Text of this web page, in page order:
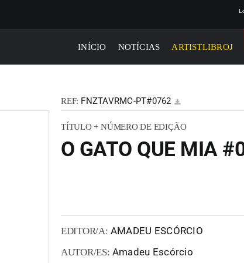
INÍCIO NOTÍCIAS ARTISTLIBROJ
REF: FNZTAVRMC-PT#0762
TÍTULO + NÚMERO DE EDIÇÃO
O GATO QUE MIA
EDITOR/A: AMADEU ESCÓRCIO
AUTOR/ES: Amadeu Escórcio